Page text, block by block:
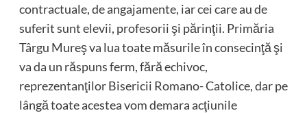
contractuale, de angajamente, iar cei care au de
suferit sunt elevii, profesorii şi părinţii. Primăria
Târgu Mureş va lua toate măsurile în consecinţă şi
va da un răspuns ferm, fără echivoc,
reprezentanţilor Bisericii Romano- Catolice, dar pe
lângă toate acestea vom demara acţiunile